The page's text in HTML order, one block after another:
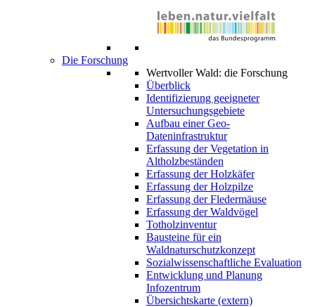
Die Forschung
Wertvoller Wald: die Forschung
Überblick
Identifizierung geeigneter
Untersuchungsgebiete
Aufbau einer Geo-
Dateninfrastruktur
Erfassung der Vegetation in
Altholzbeständen
Erfassung der Holzkäfer
Erfassung der Holzpilze
Erfassung der Fledermäuse
Erfassung der Waldvögel
Totholzinventur
Bausteine für ein
Waldnaturschutzkonzept
Sozialwissenschaftliche Evaluation
Entwicklung und Planung
Infozentrum
Übersichtskarte (extern)